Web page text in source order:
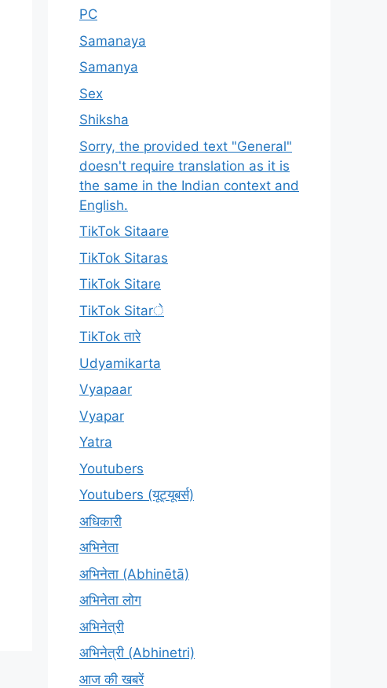
PC
Samanaya
Samanya
Sex
Shiksha
Sorry, the provided text "General"
doesn't require translation as it is
the same in the Indian context and
English.
TikTok Sitaare
TikTok Sitaras
TikTok Sitare
TikTok Sitarे
TikTok तारे
Udyamikarta
Vyapaar
Vyapar
Yatra
Youtubers
Youtubers (यूट्यूबर्स)
अधिकारी
अभिनेता
अभिनेता (Abhinētā)
अभिनेता लोग
अभिनेत्री
अभिनेत्री (Abhinetri)
आज की खबरें